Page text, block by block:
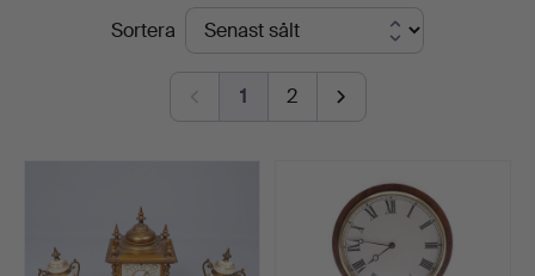
Young's
SlutpriserSortera
1 2